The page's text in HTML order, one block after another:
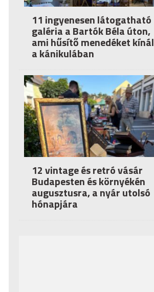
11 ingyenesen látogatható
galéria a Bartók Béla úton,
ami hűsítő menedéket kínál
a kánikulában
12 vintage és retró vásár
Budapesten és környékén
augusztusra, a nyár utolsó
hónapjára